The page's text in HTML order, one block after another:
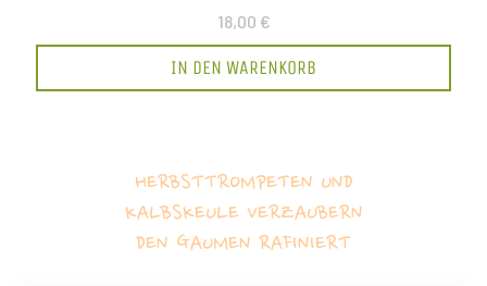
18,00 €
IN DEN WARENKORB
HERBSTTROMPETEN UND
KALBSKEULE VERZAUBERN
DEN GAUMEN RAFINIERT